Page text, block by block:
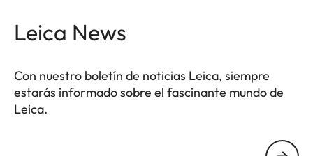
Leica News
Con nuestro boletín de noticias Leica, siempre
estarás informado sobre el fascinante mundo de
Leica.